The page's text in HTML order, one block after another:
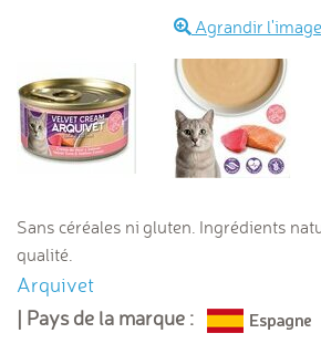
Agrandir l'image
Sans céréales ni gluten. Ingrédients
qualité.
Arquivet
| Pays de la marque :